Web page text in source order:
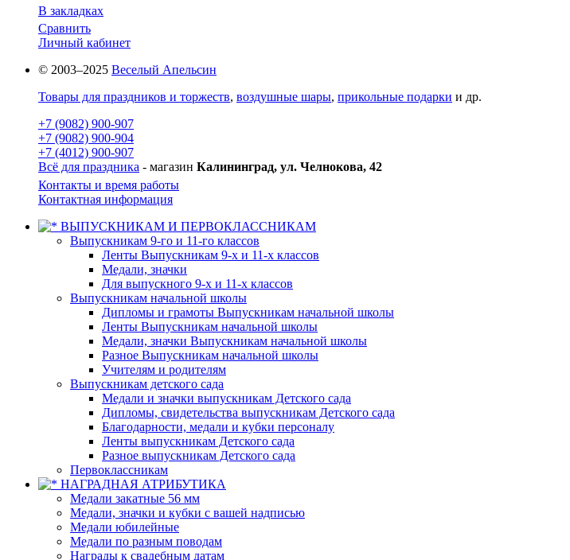
В закладках
Сравнить
Личный кабинет
© 2003–2025 Веселый Апельсин
Товары для праздников и торжеств, воздушные шары, прикольные подарки и др.
+7 (9082) 900-907
+7 (9082) 900-904
+7 (4012) 900-907
Всё для праздника - магазин Калининград, ул. Челнокова, 42
Контакты и время работы
Контактная информация
ВЫПУСКНИКАМ И ПЕРВОКЛАССНИКАМ
Выпускникам 9-го и 11-го классов
Ленты Выпускникам 9-х и 11-х классов
Медали, значки
Для выпускного 9-х и 11-х классов
Выпускникам начальной школы
Дипломы и грамоты Выпускникам начальной школы
Ленты Выпускникам начальной школы
Медали, значки Выпускникам начальной школы
Разное Выпускникам начальной школы
Учителям и родителям
Выпускникам детского сада
Медали и значки выпускникам Детского сада
Дипломы, свидетельства выпускникам Детского сада
Благодарности, медали и кубки персоналу
Ленты выпускникам Детского сада
Разное выпускникам Детского сада
Первоклассникам
НАГРАДНАЯ АТРИБУТИКА
Медали закатные 56 мм
Медали, значки и кубки с вашей надписью
Медали юбилейные
Медали по разным поводам
Награды к свадебным датам